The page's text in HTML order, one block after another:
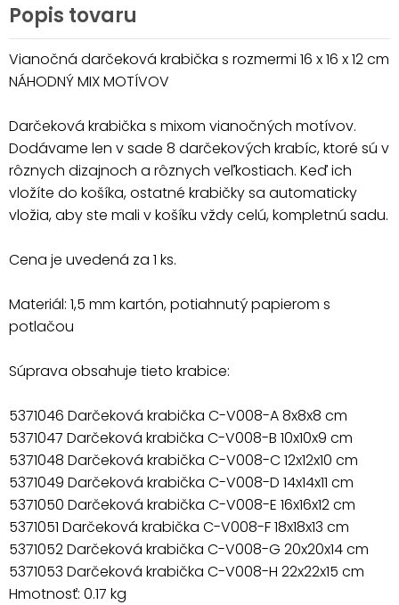
Popis tovaru
Vianočná darčeková krabička s rozmermi 16 x 16 x 12 cm
NÁHODNÝ MIX MOTÍVOV
Darčeková krabička s mixom vianočných motívov.
Dodávame len v sade 8 darčekových krabíc, ktoré sú v
rôznych dizajnoch a rôznych veľkostiach. Keď ich
vložíte do košíka, ostatné krabičky sa automaticky
vložia, aby ste mali v košíku vždy celú, kompletnú sadu.
Cena je uvedená za 1 ks.
Materiál: 1,5 mm kartón, potiahnutý papierom s
potlačou
Súprava obsahuje tieto krabice:
5371046 Darčeková krabička C-V008-A 8x8x8 cm
5371047 Darčeková krabička C-V008-B 10x10x9 cm
5371048 Darčeková krabička C-V008-C 12x12x10 cm
5371049 Darčeková krabička C-V008-D 14x14x11 cm
5371050 Darčeková krabička C-V008-E 16x16x12 cm
5371051 Darčeková krabička C-V008-F 18x18x13 cm
5371052 Darčeková krabička C-V008-G 20x20x14 cm
5371053 Darčeková krabička C-V008-H 22x22x15 cm
Hmotnosť: 0.17 kg